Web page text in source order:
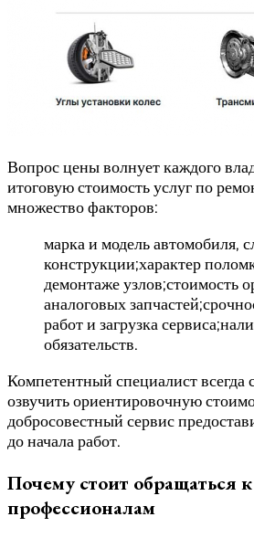
Вопрос цены волнует каждого
итоговую стоимость услуг по
множество факторов:
марка и модель автомобиля,
конструкции;характер
демонтаже узлов;стоимость
аналоговых
работ и загрузка
обязательств.
Компетентный специалист всегда
озвучить ориентировочную
добросовестный сервис
до начала работ.
Почему стоит обращаться к
профессионалам